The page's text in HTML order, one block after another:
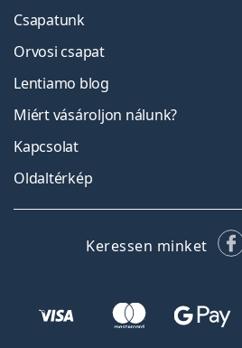
Csapatunk
Orvosi csapat
Lentiamo blog
Miért vásároljon nálunk?
Kapcsolat
Oldaltérkép
Keressen minket